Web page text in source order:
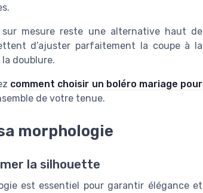
mesure reste une alternative haut de
d’ajuster parfaitement la coupe à la
doublure.
comment choisir un boléro mariage pour
de votre tenue.
morphologie
la silhouette
est essentiel pour garantir élégance et